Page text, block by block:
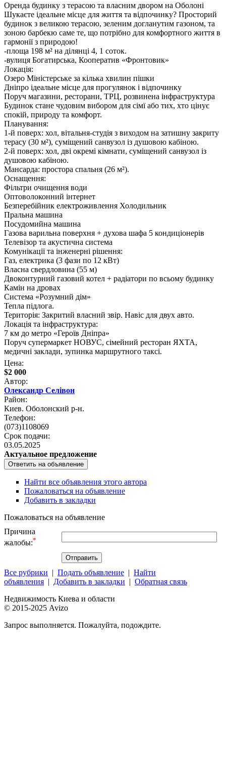
Оренда будинку з терасою та власним двором на Оболоні
Шукаєте ідеальне місце для життя та відпочинку? Просторий
будинок з великою терасою, зеленим догланутим газоном, та
зоною барбекю саме те, що потрібно для комфортного життя в
гармонії з природою!
-площа 198 м² на ділянці 4, 1 соток.
-вулиця Богатирська, Кооператив «Фронтовик»
Локація:
Озеро Міністерське за кілька хвилин пішки
Дніпро ідеальне місце для прогулянок і відпочинку
Поруч магазини, ресторани, ТРЦ, розвинена інфраструктура
Будинок стане чудовим вибором для сімї або тих, хто цінує
спокій, природу та комфорт.
Планування:
1-й поверх: хол, вітальня-студія з виходом на затишну закриту
терасу (30 м²), суміщений санвузол із душовою кабіною.
2-й поверх: хол, дві окремі кімнати, суміщений санвузол із
душовою кабіною.
Мансарда: простора спальня (26 м²).
Оснащення:
Фільтри очищення води
Оптоволоконний інтернет
Безперебійник електроживлення Холодильник
Пральна машина
Посудомийна машина
Газова варильна поверхня + духова шафа 5 кондиціонерів
Телевізор та акустична система
Комунікації та інженерні рішення:
Газ, електрика (3 фази по 12 кВт)
Власна свердловина (55 м)
Двоконтурний газовий котел + радіатори по всьому будинку
Камін на дровах
Система «Розумний дім»
Тепла підлога.
Територія: Закритий власний звір. Навіс для двух авто.
Локація та інфраструктура:
7 км до метро «Героїв Дніпра»
Поруч супермаркет НОВУС, сімейний ресторан ЯХТА,
медичні заклади, зупинка маршрутного таксі.
Цена:
$2 000
Автор:
Олександр Селівон
Район:
Киев. Оболонский р-н.
Телефон:
(073)1108069
Срок подачи:
03.05.2025
Актуальное предложение
Найти все объявления этого автора
Пожаловаться на объявление
Добавить в закладки
Пожаловаться на объявление
Причина
жалобы:*
Все рубрики | Подать объявление | Найти
объявления | Добавить в закладки | Обратная связь
Недвижимость Киева и области
© 2015-2025 Avizo
Запрос выполняется. Пожалуйта, подождите.